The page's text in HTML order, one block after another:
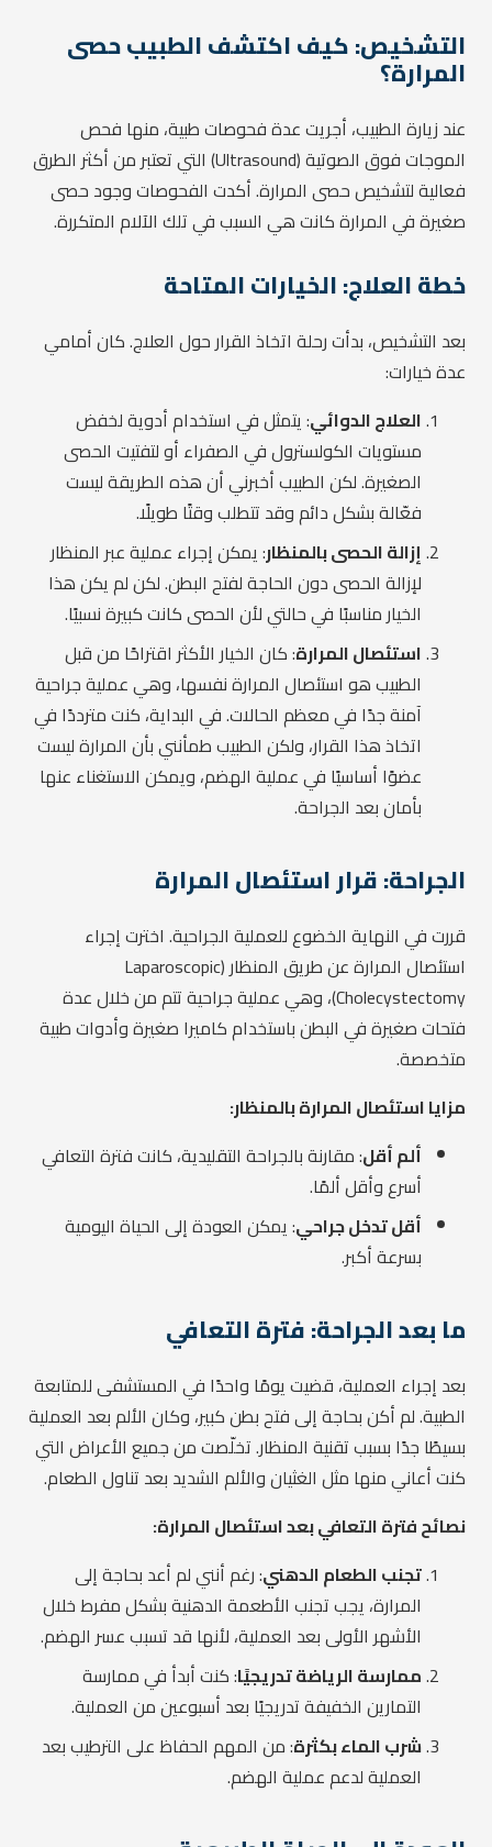
التشخيص: كيف اكتشف الطبيب حصى
المرارة؟
عند زيارة الطبيب، أجريت عدة فحوصات طبية، منها فحص
الموجات فوق الصوتية (Ultrasound) التي تعتبر من أكثر الطرق
فعالية لتشخيص حصى المرارة. أكدت الفحوصات وجود حصى
صغيرة في المرارة كانت هي السبب في تلك الآلام المتكررة.
خطة العلاج: الخيارات المتاحة
بعد التشخيص، بدأت رحلة اتخاذ القرار حول العلاج. كان أمامي
عدة خيارات:
العلاج الدوائي: يتمثل في استخدام أدوية لخفض
مستويات الكولسترول في الصفراء أو لتفتيت الحصى
الصغيرة. لكن الطبيب أخبرني أن هذه الطريقة ليست
فعّالة بشكل دائم وقد تتطلب وقتًا طويلًا.
إزالة الحصى بالمنظار: يمكن إجراء عملية عبر المنظار
لإزالة الحصى دون الحاجة لفتح البطن. لكن لم يكن هذا
الخيار مناسبًا في حالتي لأن الحصى كانت كبيرة نسبيًا.
استئصال المرارة: كان الخيار الأكثر اقتراحًا من قبل
الطبيب هو استئصال المرارة نفسها، وهي عملية جراحية
آمنة جدًا في معظم الحالات. في البداية، كنت مترددًا في
اتخاذ هذا القرار، ولكن الطبيب طمأنني بأن المرارة ليست
عضوًا أساسيًا في عملية الهضم، ويمكن الاستغناء عنها
بأمان بعد الجراحة.
الجراحة: قرار استئصال المرارة
قررت في النهاية الخضوع للعملية الجراحية. اخترت إجراء
استئصال المرارة عن طريق المنظار (Laparoscopic
Cholecystectomy)، وهي عملية جراحية تتم من خلال عدة
فتحات صغيرة في البطن باستخدام كاميرا صغيرة وأدوات طبية
متخصصة.
مزايا استئصال المرارة بالمنظار:
ألم أقل: مقارنة بالجراحة التقليدية، كانت فترة التعافي
أسرع وأقل ألمًا.
أقل تدخل جراحي: يمكن العودة إلى الحياة اليومية
بسرعة أكبر.
ما بعد الجراحة: فترة التعافي
بعد إجراء العملية، قضيت يومًا واحدًا في المستشفى للمتابعة
الطبية. لم أكن بحاجة إلى فتح بطن كبير، وكان الألم بعد العملية
بسيطًا جدًا بسبب تقنية المنظار. تخلّصت من جميع الأعراض التي
كنت أعاني منها مثل الغثيان والألم الشديد بعد تناول الطعام.
نصائح فترة التعافي بعد استئصال المرارة:
تجنب الطعام الدهني: رغم أنني لم أعد بحاجة إلى
المرارة، يجب تجنب الأطعمة الدهنية بشكل مفرط خلال
الأشهر الأولى بعد العملية، لأنها قد تسبب عسر الهضم.
ممارسة الرياضة تدريجيًا: كنت أبدأ في ممارسة
التمارين الخفيفة تدريجيًا بعد أسبوعين من العملية.
شرب الماء بكثرة: من المهم الحفاظ على الترطيب بعد
العملية لدعم عملية الهضم.